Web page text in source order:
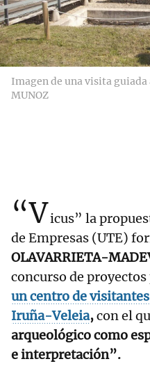
Imagen de una visita
MUNOZ
“Vicus” la
de Empresas (UTE)
OLAVARRIETA-
concurso de proyectos
un centro de
Iruña-Veleia,con el
arqueológico como
e interpretación”.